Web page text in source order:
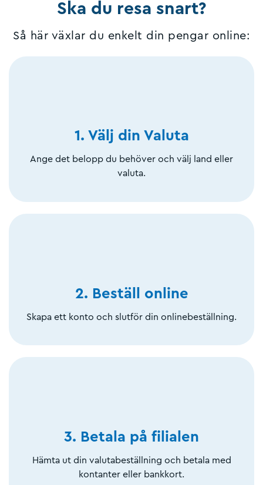
Ska du resa snart?
Så här växlar du enkelt din pengar online:
1. Välj din Valuta
Ange det belopp du behöver och välj land eller
valuta.
2. Beställ online
Skapa ett konto och slutför din onlinebeställning.
3. Betala på filialen
Hämta ut din valutabeställning och betala med
kontanter eller bankkort.